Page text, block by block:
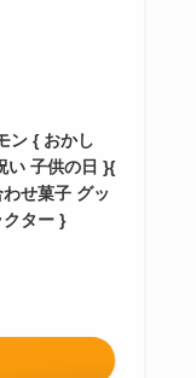
ン { おかし
い 子供の日 }{
せ菓子 グッ
ター }